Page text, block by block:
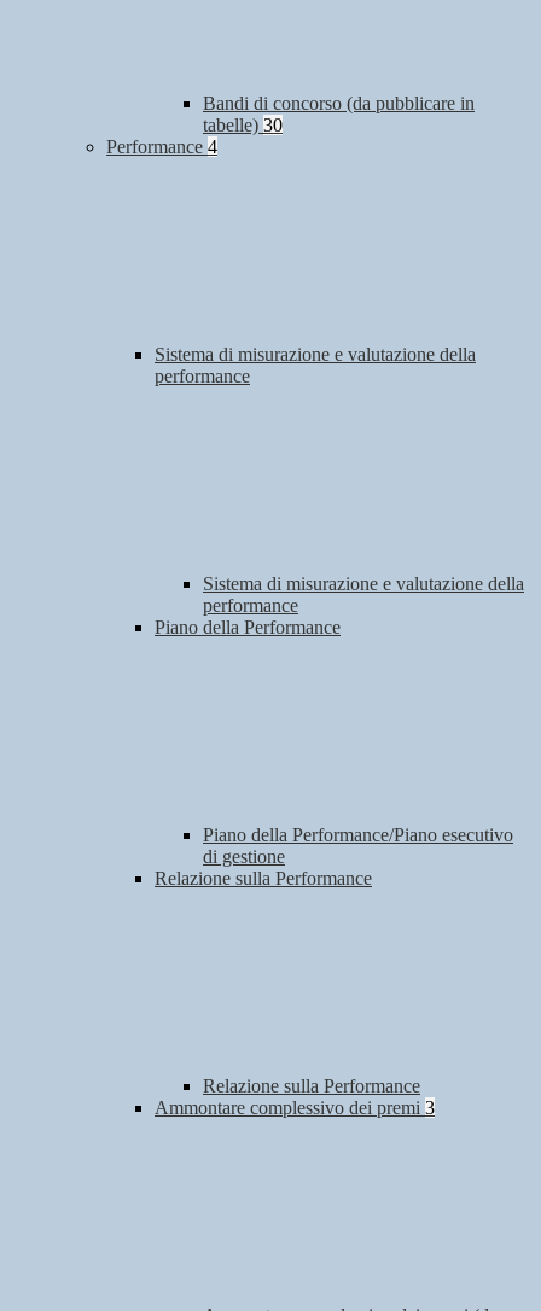
Bandi di concorso (da pubblicare in
tabelle) 30
Performance 4
Sistema di misurazione e valutazione della
performance
Sistema di misurazione e valutazione della
performance
Piano della Performance
Piano della Performance/Piano esecutivo
di gestione
Relazione sulla Performance
Relazione sulla Performance
Ammontare complessivo dei premi 3